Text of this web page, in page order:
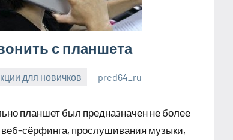
с планшета
для новичков pred64_ru
планшет был предназначен не более
сёрфинга, прослушивания музыки,